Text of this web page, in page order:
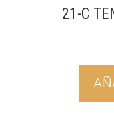
21-C